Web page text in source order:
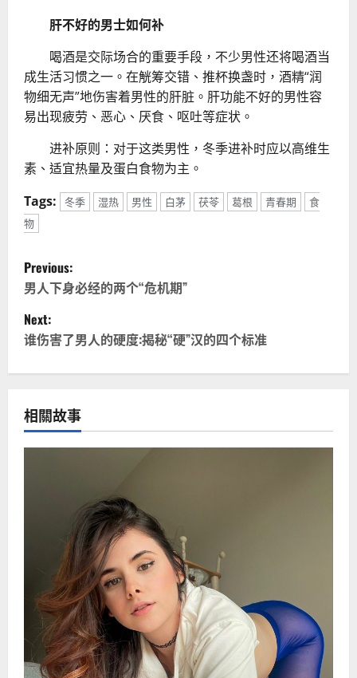
肝不好的男士如何补
喝酒是交际场合的重要手段，不少男性还将喝酒当
成生活习惯之一。在觥筹交错、推杯换盏时，酒精“润
物细无声”地伤害着男性的肝脏。肝功能不好的男性容
易出现疲劳、恶心、厌食、呕吐等症状。
进补原则：对于这类男性，冬季进补时应以高维生
素、适宜热量及蛋白食物为主。
Tags:
冬季 湿热 男性 白茅 茯苓 葛根 青春期
食
物
P
o
s
a
i
o
Previous:
男人下身必经的两个“危机期”
Next:
谁伤害了男人的硬度:揭秘“硬”汉的四个标准
相關故事